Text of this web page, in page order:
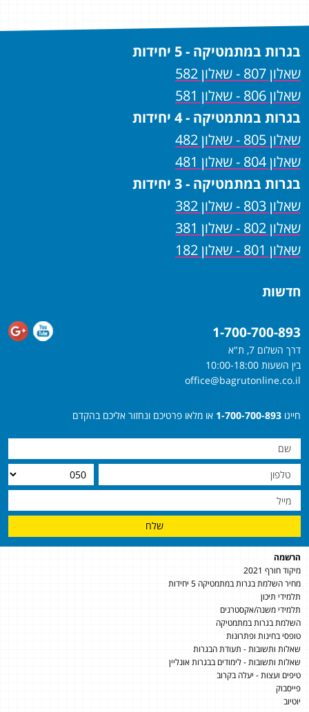
בגרות במתמטיקה - 5 יחידות
שאלון 807 - שאלון 582
שאלון 806 - שאלון 581
בגרות במתמטיקה - 4 יחידות
שאלון 805 - שאלון 482
שאלון 804 - שאלון 481
בגרות במתמטיקה - 3 יחידות
שאלון 803 - שאלון 382
שאלון 802 - שאלון 381
שאלון 801 - שאלון 182
חדשות
1-700-700-893
דרך השלום 7, ת"א
בין השעות 10:00-18:00
office@bagrutonline.co.il
חייגו 1-700-700-893 או מלאו פרטיכם ונחזור אליכם בהקדם
שלח
הרשמה
מיקוד חורף 2021
מחיר השלמת בגרות במתמטיקה 5 יחידות
תלמידי תיכון
תלמידי משנה/אקסטרנים
השלמת בגרות במתמטיקה
טופסי בחינות ופתרונות
שאלות ותשובות - תעודת הבגרות
שאלות ותשובות - לימודים בבגרות אונליין
טיפים ועצות - יעלה בקרוב
פייסבוק
יוטיוב